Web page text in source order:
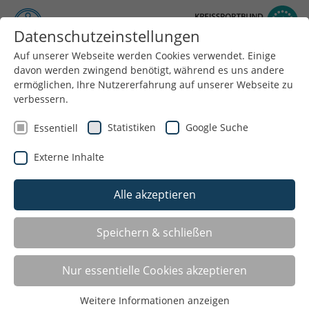
Menü
LISTE
Datenschutzeinstellungen
Auf unserer Webseite werden Cookies verwendet. Einige
davon werden zwingend benötigt, während es uns andere
ermöglichen, Ihre Nutzererfahrung auf unserer Webseite zu
verbessern.
Essentiell Statistiken Google Suche
Externe Inhalte
Alle akzeptieren
Speichern & schließen
Nur essentielle Cookies akzeptieren
Weitere Informationen anzeigen